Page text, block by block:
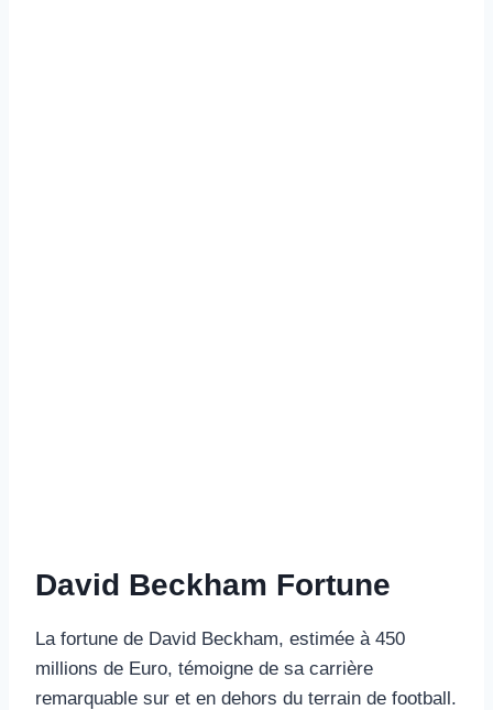
David Beckham Fortune
La fortune de David Beckham, estimée à 450
millions de Euro, témoigne de sa carrière
remarquable sur et en dehors du terrain de football.